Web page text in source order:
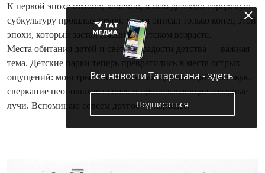
К первой эпохе отношу, конечно, и всю детскую городскую
субкультуру прошлых веков, хотя я описал только конец этой
эпохи, который застал именно в детском возрасте.
Места обитания детей и светлые радости детства — важная
тема. Детские парки теперь превратились в места острых
ощущений: монстры в потёмках, закладывающий уши звук,
сверкание неоновых вспышек и пронизывающие лазерные
лучи. Вспоминаю совсем другое — хорошее.
Все новости Татарстана - здесь
Подписаться